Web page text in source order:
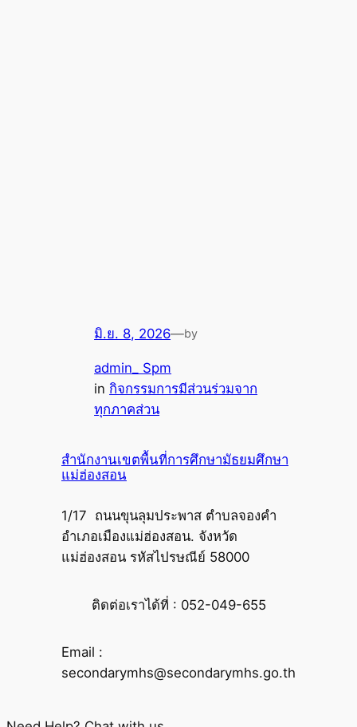
มิ.ย. 8, 2026—by
admin_ Spm
in กิจกรรมการมีส่วนร่วมจาก
ทุกภาคส่วน
สำนักงานเขตพื้นที่การศึกษามัธยมศึกษา
แม่ฮ่องสอน
1/17 ถนนขุนลุมประพาส ตำบลจองคำ
อำเภอเมืองแม่ฮ่องสอน. จังหวัด
แม่ฮ่องสอน รหัสไปรษณีย์ 58000
ติดต่อเราได้ที่ : 052-049-655
Email :
secondarymhs@secondarymhs.go.th